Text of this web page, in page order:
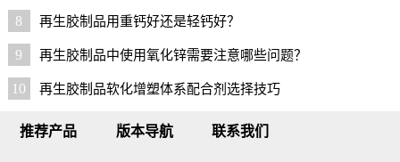
8 再生胶制品用重钙好还是轻钙好？
9 再生胶制品中使用氧化锌需要注意哪些问题？
10 再生胶制品软化增塑体系配合剂选择技巧
推荐产品 版本导航 联系我们